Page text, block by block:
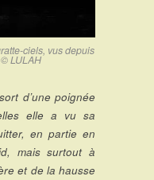
ciels, vus depuis
LULAH
d’une poignée
elle a vu sa
en partie en
mais surtout à
et de la hausse